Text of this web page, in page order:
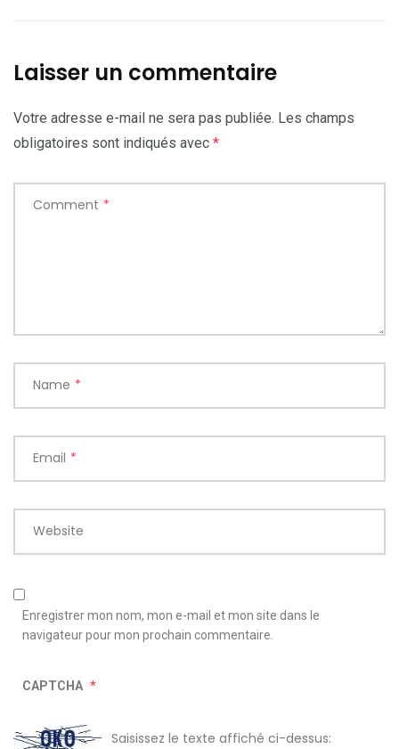
Laisser un commentaire
Votre adresse e-mail ne sera pas publiée. Les champs
obligatoires sont indiqués avec *
Comment *
Name *
Email *
Website
Enregistrer mon nom, mon e-mail et mon site dans le
navigateur pour mon prochain commentaire.
CAPTCHA *
Saisissez le texte affiché ci-dessus: